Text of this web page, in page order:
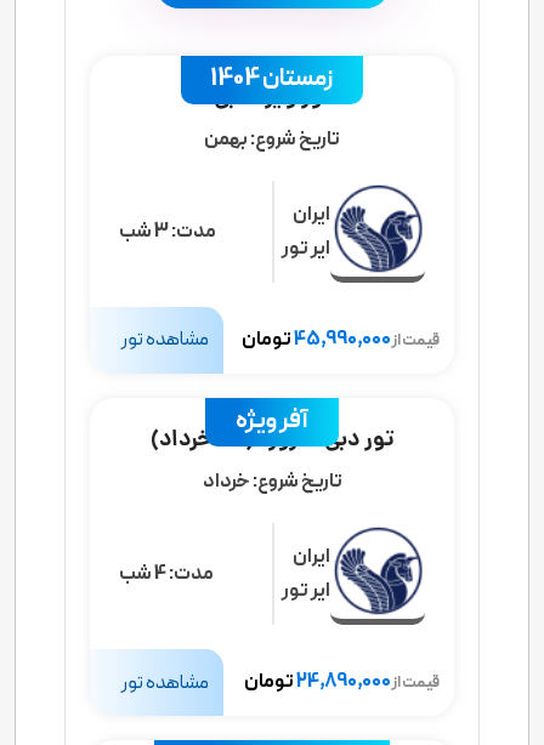
زمستان 1404
تور ویژه دبی
تاریخ شروع:بهمن
ایران
ایر تور
مدت:3 شب
قیمت از45,990,000تومان مشاهده تور
آفر ویژه
تور دبی 4 روزه (31 خرداد)
تاریخ شروع:خرداد
ایران
ایر تور
مدت:4 شب
قیمت از24,890,000تومان مشاهده تور